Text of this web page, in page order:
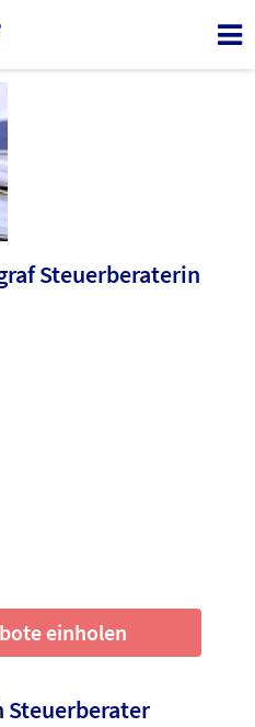
Steuerberaterin
einholen
Steuerberater